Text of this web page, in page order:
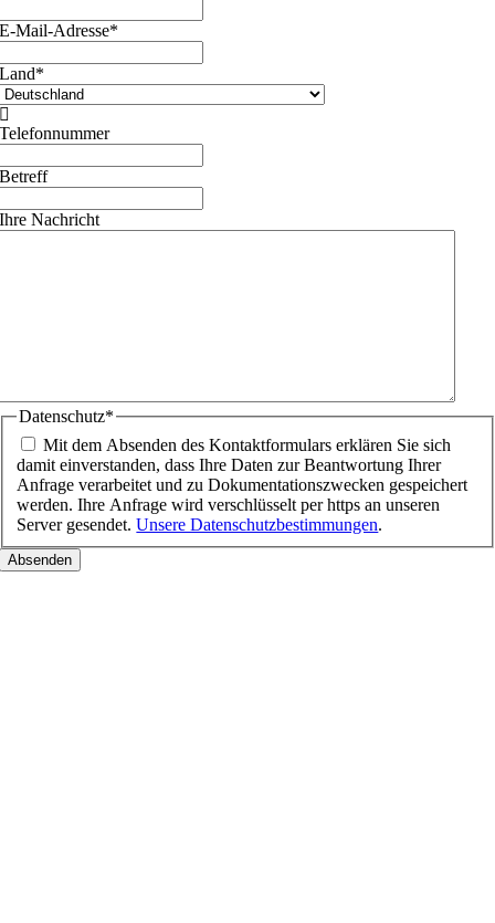
E-Mail-Adresse*
Land*

Telefonnummer
Betreff
Ihre Nachricht
Datenschutz*
Mit dem Absenden des Kontaktformulars erklären Sie sich
damit einverstanden, dass Ihre Daten zur Beantwortung Ihrer
Anfrage verarbeitet und zu Dokumentationszwecken gespeichert
werden. Ihre Anfrage wird verschlüsselt per https an unseren
Server gesendet.Unsere Datenschutzbestimmungen.